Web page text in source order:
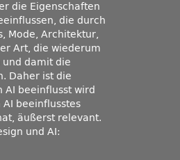
die Eigenschaften
die durch
Mode, Architektur,
Art, die wiederum
und damit die
Daher ist die
AI beeinflusst wird
beeinflusstes
äußerst relevant.
und AI: